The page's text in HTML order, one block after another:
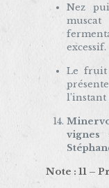
Nez
excessif.
Le fruit
l’instant
vignes
Note : 11 –